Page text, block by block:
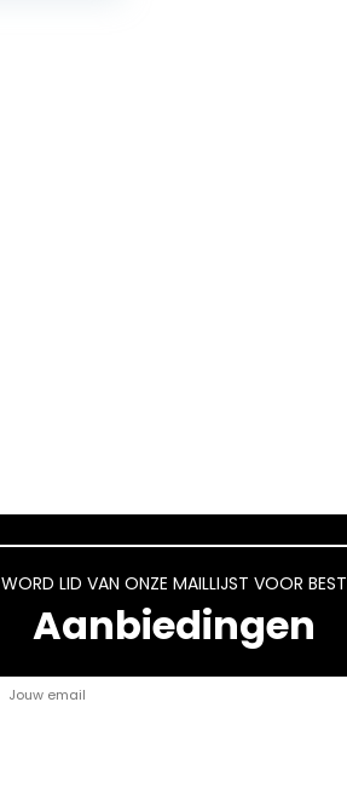
WORD LID VAN ONZE MAILLIJST VOOR BEST
Aanbiedingen